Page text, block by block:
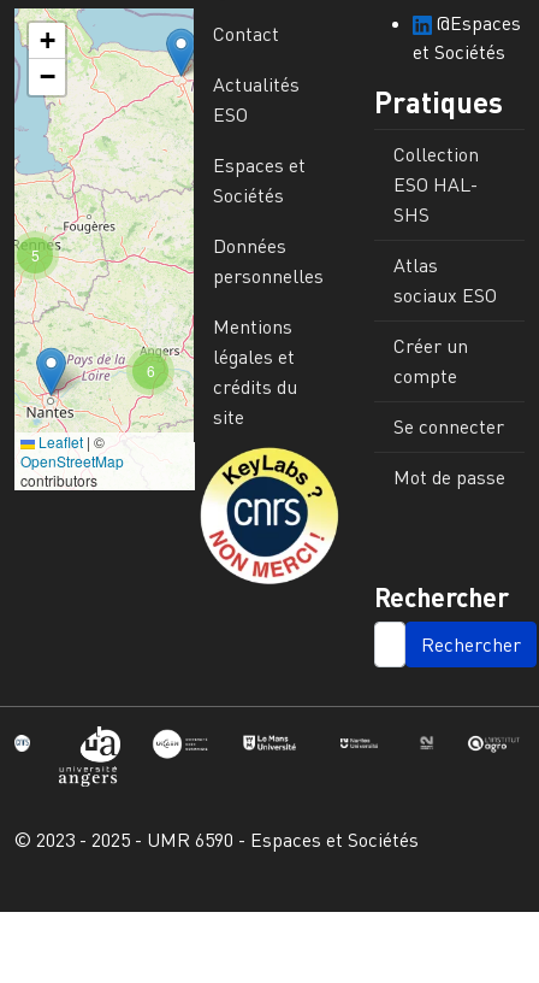
6
5
+
−
Leaflet | ©
OpenStreetMap
contributors
Contact
Actualités
ESO
Espaces et
Sociétés
Données
personnelles
Mentions
légales et
crédits du
site
Image
@Espaces
et Sociétés
Pratiques
Collection
ESO HAL-
SHS
Atlas
sociaux ESO
Créer un
compte
Se connecter
Mot de passe
Rechercher
SEARCH
© 2023 - 2025 - UMR 6590 - Espaces et Sociétés